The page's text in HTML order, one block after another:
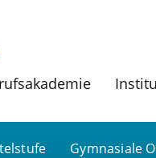
Gymnasiale